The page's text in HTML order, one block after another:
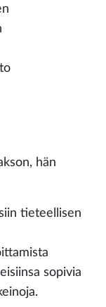
hän
tieteellisen
sopivia